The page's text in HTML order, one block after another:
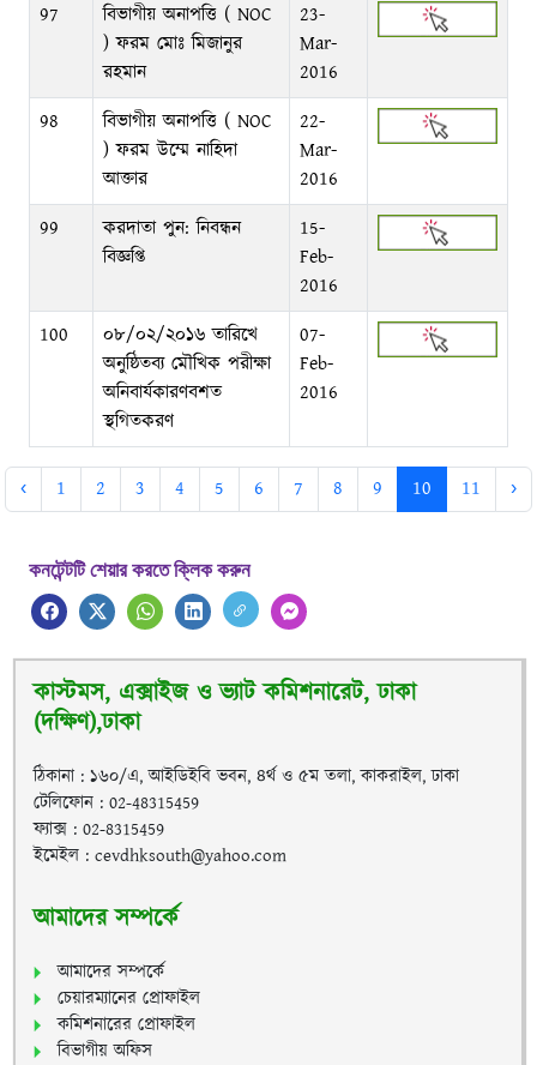
97
বিভাগীয় অনাপত্তি ( NOC
) ফরম মোঃ মিজানুর
রহমান
23-
Mar-
2016
98
বিভাগীয় অনাপত্তি ( NOC
) ফরম উম্মে নাহিদা
আক্তার
22-
Mar-
2016
99
করদাতা পুন: নিবন্ধন
বিজ্ঞপ্তি
15-
Feb-
2016
100
০৮/০২/২০১৬ তারিখে
অনুষ্ঠিতব্য মৌখিক পরীক্ষা
অনিবার্যকারণবশত
স্থগিতকরণ
07-
Feb-
2016
‹ 1 2 3 4 5 6 7 8 9 10 11 ›
কনটেন্টটি শেয়ার করতে ক্লিক করুন
কাস্টমস, এক্সাইজ ও ভ্যাট কমিশনারেট, ঢাকা
(দক্ষিণ),ঢাকা
ঠিকানা : ১৬০/এ, আইডিইবি ভবন, ৪র্থ ও ৫ম তলা, কাকরাইল, ঢাকা
টেলিফোন : 02-48315459
ফ্যাক্স : 02-8315459
ইমেইল : cevdhksouth@yahoo.com
আমাদের সম্পর্কে
আমাদের সম্পর্কে
চেয়ারম্যানের প্রোফাইল
কমিশনারের প্রোফাইল
বিভাগীয় অফিস